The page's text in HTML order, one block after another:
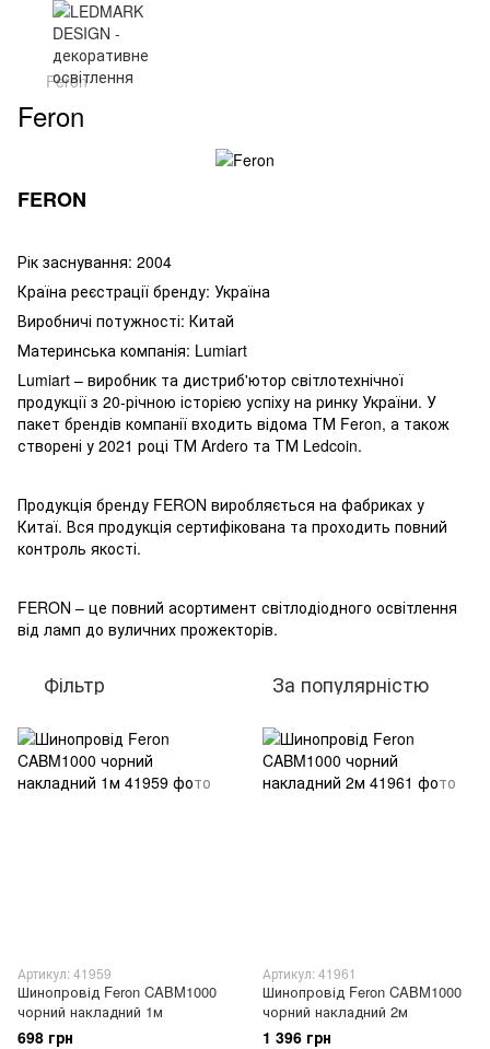
Feron
Feron
FERON
Рік заснування: 2004
Країна реєстрації бренду: Україна
Виробничі потужності: Китай
Материнська компанія: Lumiart
Lumiart – виробник та дистриб'ютор світлотехнічної
продукції з 20-річною історією успіху на ринку України. У
пакет брендів компанії входить відома ТМ Feron, а також
створені у 2021 році ТМ Ardero та ТМ Ledcoin.
Продукція бренду FERON виробляється на фабриках у
Китаї. Вся продукція сертифікована та проходить повний
контроль якості.
FERON – це повний асортимент світлодіодного освітлення
від ламп до вуличних прожекторів.
Фільтр За популярністю
Артикул: 41959
Шинопровід Feron CABM1000
чорний накладний 1м
698 грн
Артикул: 41961
Шинопровід Feron CABM1000
чорний накладний 2м
1 396 грн